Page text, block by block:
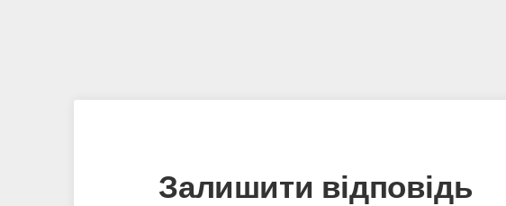
Залишити відповідь